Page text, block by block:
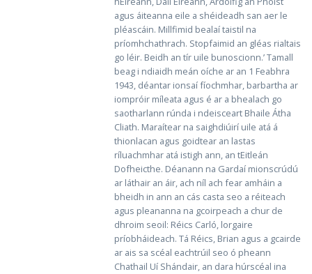
agus áiteanna eile a shéideadh san aer le
pléascáin. Millfimid bealaí taistil na
príomhchathrach. Stopfaimid an gléas rialtais
go léir. Beidh an tír uile bunoscionn.’ Tamall
beag i ndiaidh meán oíche ar an 1 Feabhra
1943, déantar ionsaí fíochmhar, barbartha ar
iompróir míleata agus é ar a bhealach go
saotharlann rúnda i ndeisceart Bhaile Átha
Cliath. Maraítear na saighdiúirí uile atá á
thionlacan agus goidtear an lastas
ríluachmhar atá istigh ann, an tEitleán
Dofheicthe. Déanann na Gardaí mionscrúdú
ar láthair an áir, ach níl ach fear amháin a
bheidh in ann an cás casta seo a réiteach
agus pleananna na gcoirpeach a chur de
dhroim seoil: Réics Carló, lorgaire
príobháideach. Tá Réics, Brian agus a gcairde
ar ais sa scéal eachtrúil seo ó pheann
Chathail Uí Shándair, an dara húrscéal ina